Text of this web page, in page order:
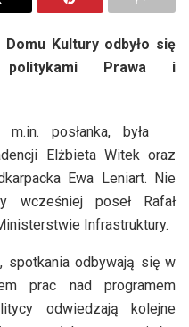
Kultury odbyło się
Prawa i
posłanka, była
Elżbieta Witek oraz
Ewa Leniart. Nie
wcześniej poseł Rafał
Infrastruktury.
spotkania odbywają się w
prac nad programem
odwiedzają kolejne